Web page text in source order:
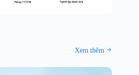
Xem thêm